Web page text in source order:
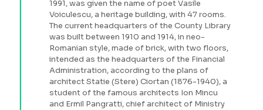
1991, was given the name of poet Vasile
Voiculescu, a heritage building, with 47 rooms.
The current headquarters of the County Library
was built between 1910 and 1914, in neo-
Romanian style, made of brick, with two floors,
intended as the headquarters of the Financial
Administration, according to the plans of
architect Statie (Stere) Ciortan (1876-1940), a
student of the famous architects Ion Mincu
and Ermil Pangratti, chief architect of Ministry